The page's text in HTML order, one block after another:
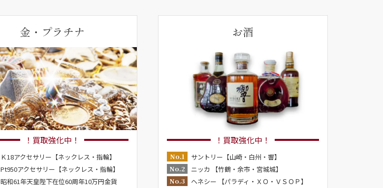
金・プラチナ
！買取強化中！
Ｋ18アクセサリー【ネックレス・指輪】
Pt950アクセサリー【ネックレス・指輪】
昭和61年天皇陛下在位60周年10万円金貨
お酒
！買取強化中！
No.1
サントリー【山崎・白州・響】
No.2
ニッカ 【竹鶴・余市・宮城城】
No.3
ヘネシー 【パラディ・ＸＯ・ＶＳＯＰ】